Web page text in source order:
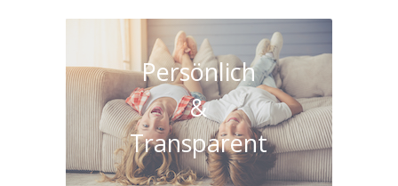
Persönlich
&
Transparent